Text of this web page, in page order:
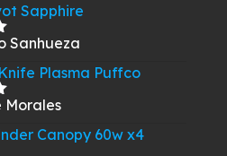
Sapphire
Sanhueza
Plasma Puffco
Morales
Canopy 60w x4